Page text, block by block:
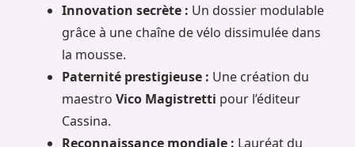
Innovation secrète : Un dossier modulable
grâce à une chaîne de vélo dissimulée dans
la mousse.
Paternité prestigieuse : Une création du
maestro Vico Magistretti pour l’éditeur
Cassina.
Reconnaissance mondiale : Lauréat du